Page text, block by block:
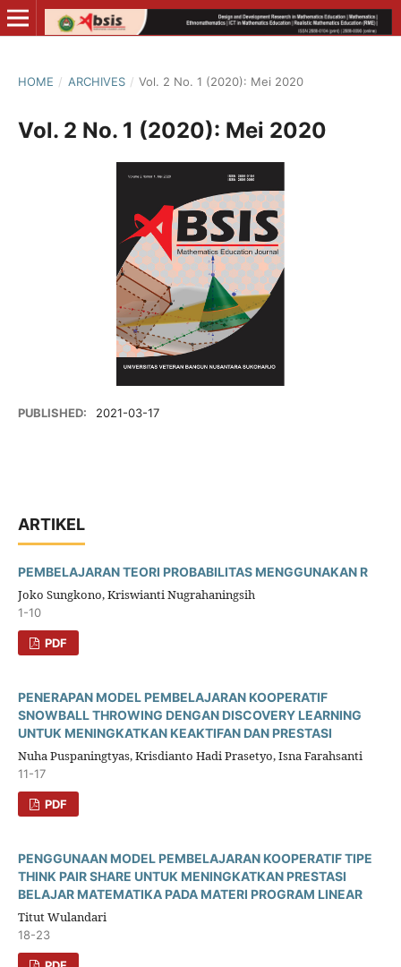
HOME / ARCHIVES / Vol. 2 No. 1 (2020): Mei 2020
Vol. 2 No. 1 (2020): Mei 2020
PUBLISHED: 2021-03-17
ARTIKEL
PEMBELAJARAN TEORI PROBABILITAS MENGGUNAKAN R
Joko Sungkono, Kriswianti Nugrahaningsih
1-10
PDF
PENERAPAN MODEL PEMBELAJARAN KOOPERATIF
SNOWBALL THROWING DENGAN DISCOVERY LEARNING
UNTUK MENINGKATKAN KEAKTIFAN DAN PRESTASI
Nuha Puspaningtyas, Krisdianto Hadi Prasetyo, Isna Farahsanti
11-17
PDF
PENGGUNAAN MODEL PEMBELAJARAN KOOPERATIF TIPE
THINK PAIR SHARE UNTUK MENINGKATKAN PRESTASI
BELAJAR MATEMATIKA PADA MATERI PROGRAM LINEAR
Titut Wulandari
18-23